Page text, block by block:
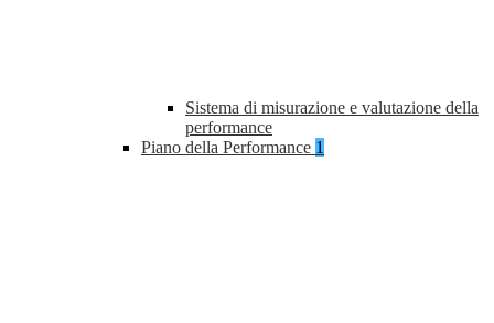
Sistema di misurazione e valutazione della
performance
Piano della Performance 1